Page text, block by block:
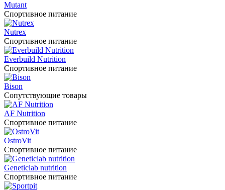
Mutant
Спортивное питание
Nutrex
Спортивное питание
Everbuild Nutrition
Спортивное питание
Bison
Сопутствующие товары
AF Nutrition
Спортивное питание
OstroVit
Спортивное питание
Geneticlab nutrition
Спортивное питание